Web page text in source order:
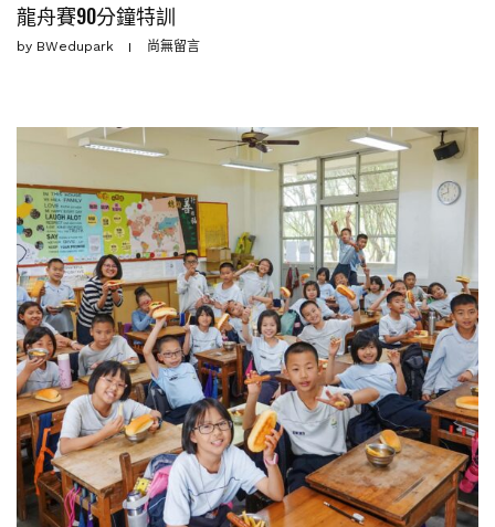
龍舟賽90分鐘特訓
by BWedupark 尚無留言